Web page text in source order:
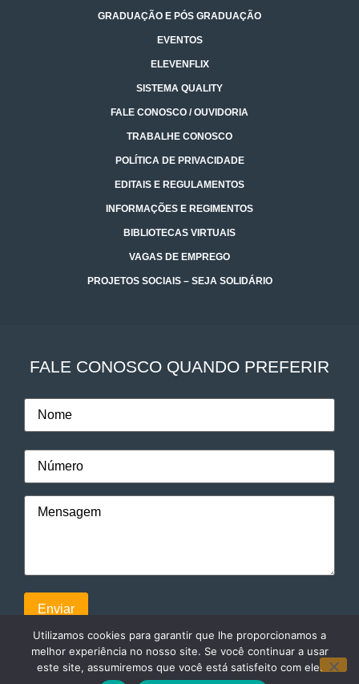
GRADUAÇÃO E PÓS GRADUAÇÃO
EVENTOS
ELEVENFLIX
SISTEMA QUALITY
FALE CONOSCO / OUVIDORIA
TRABALHE CONOSCO
POLÍTICA DE PRIVACIDADE
EDITAIS E REGULAMENTOS
INFORMAÇÕES E REGIMENTOS
BIBLIOTECAS VIRTUAIS
VAGAS DE EMPREGO
PROJETOS SOCIAIS – SEJA SOLIDÁRIO
FALE CONOSCO QUANDO PREFERIR
Utilizamos cookies para garantir que lhe proporcionamos a
melhor experiência no nosso site. Se você continuar a usar
este site, assumiremos que você está satisfeito com ele.